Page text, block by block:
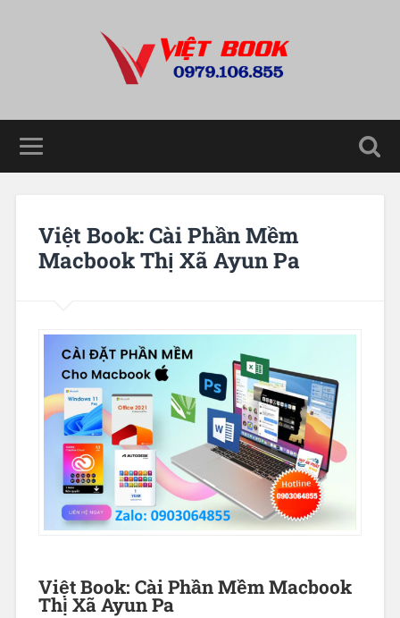
Việt Book: Cài Phần Mềm
Macbook Thị Xã Ayun Pa
Việt Book: Cài Phần Mềm Macbook
Thị Xã Ayun Pa